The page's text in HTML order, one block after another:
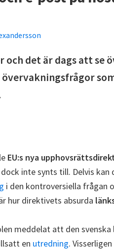
och det är dags att se
EU:s nya
inte synts till. Delvis
i den kontroversiella frågan
hur direktivets absurda
meddelat att den svenska
en utredning.